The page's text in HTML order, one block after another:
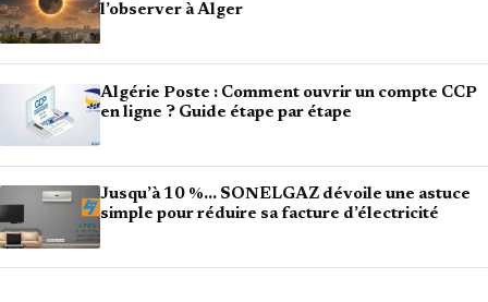
l’observer à Alger
Algérie Poste : Comment ouvrir un compte CCP
en ligne ? Guide étape par étape
Jusqu’à 10 %… SONELGAZ dévoile une astuce
simple pour réduire sa facture d’électricité